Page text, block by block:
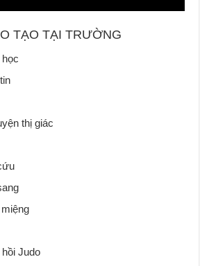
TẠO TẠI TRƯỜNG
thị giác
Judo